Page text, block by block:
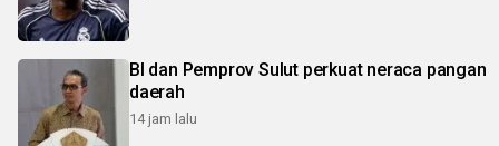
BI dan Pemprov Sulut perkuat neraca pangan
daerah
14 jam lalu